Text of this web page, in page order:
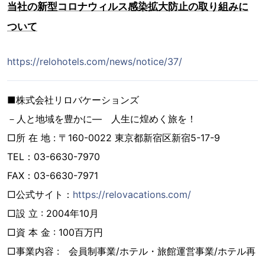
当社の新型コロナウィルス感染拡大防止の取り組みに
ついて
https://relohotels.com/news/notice/37/
■株式会社リロバケーションズ
－人と地域を豊かに― 人生に煌めく旅を！
□所 在 地 : 〒160-0022 東京都新宿区新宿5-17-9
TEL：03-6630-7970
FAX：03-6630-7971
□公式サイト： https://relovacations.com/
□設 立 : 2004年10月
□資 本 金 : 100百万円
□事業内容 : 会員制事業/ホテル・旅館運営事業/ホテル再